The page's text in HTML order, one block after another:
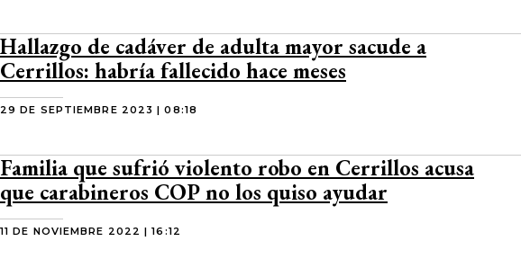
Hallazgo de cadáver de adulta mayor sacude a
Cerrillos: habría fallecido hace meses
29 DE SEPTIEMBRE 2023 | 08:18
Familia que sufrió violento robo en Cerrillos acusa
que carabineros COP no los quiso ayudar
11 DE NOVIEMBRE 2022 | 16:12